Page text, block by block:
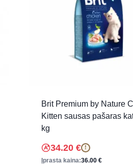
Brit Premium by Nature
Kitten sausas pašaras
kg
34.20 € !
Įprasta kaina:36.00 €